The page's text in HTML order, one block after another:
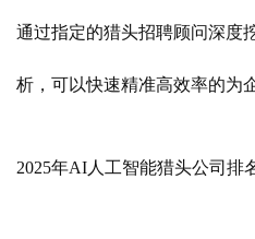
通过指定的猎头招聘顾问深度
析，可以快速精准高效率的为
2025年AI人工智能猎头公司排